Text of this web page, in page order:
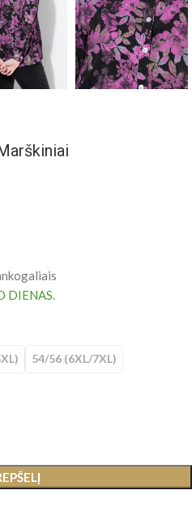
DIENAS.
54/56 (6XL/7XL)